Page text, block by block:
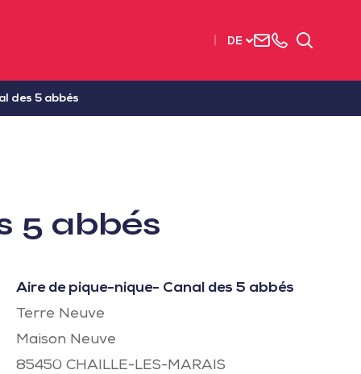
DE
Uns+33Suchen
des 5 abbés
5 abbés
Aire de pique-nique- Canal des 5 abbés
Terre Neuve
Maison Neuve
85450 CHAILLE-LES-MARAIS